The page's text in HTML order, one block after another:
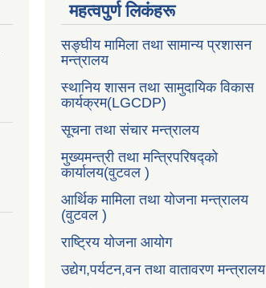
महत्वपुर्ण लिकंहरू
सङ्घीय मामिला तथा सामान्य प्रशासन
मन्त्रालय
स्थानिय शासन तथा सामुदायिक विकास
कार्यक्रम(LGCDP)
सूचना तथा संचार मन्त्रालय
मुख्यमन्त्री तथा मन्त्रिपरिषद्को
कार्यालय(वुटवल )
आर्थिक मामिला तथा योजना मन्त्रालय
(वुटवल )
राष्ट्रिय योजना आयोग
उद्येग,पर्यटन,वन तथा वातावरण मन्त्रालय